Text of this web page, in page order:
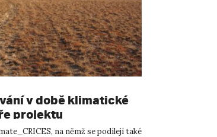
v době klimatické
projektu
na němž se podílejí také